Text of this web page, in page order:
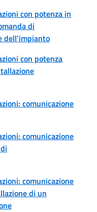
con potenza in
di
dell'impianto
con potenza
comunicazione
comunicazione
comunicazione
di un